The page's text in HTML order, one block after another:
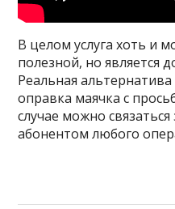
В целом услуга хоть и
полезной, но является
Реальная
оправка маячка с
случае можно связаться
абонентом любого